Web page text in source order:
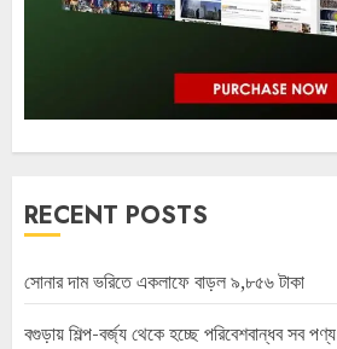
RECENT POSTS
সোনার দাম ভরিতে একলাফে বাড়ল ৯,৮৫৬ টাকা
বগুড়ায় শিল্প-বর্জ্য থেকে হচ্ছে পরিবেশবান্ধব সব পণ্য